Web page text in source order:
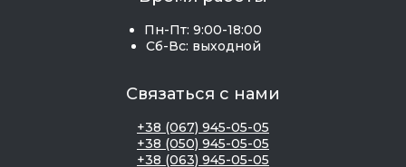
составляет от 100 мм до 150 мм.
Пн-Пт: 9:00-18:00
Сб-Вс: выходной
Связаться с нами
+38 (067) 945-05-05
+38 (050) 945-05-05
+38 (063) 945-05-05